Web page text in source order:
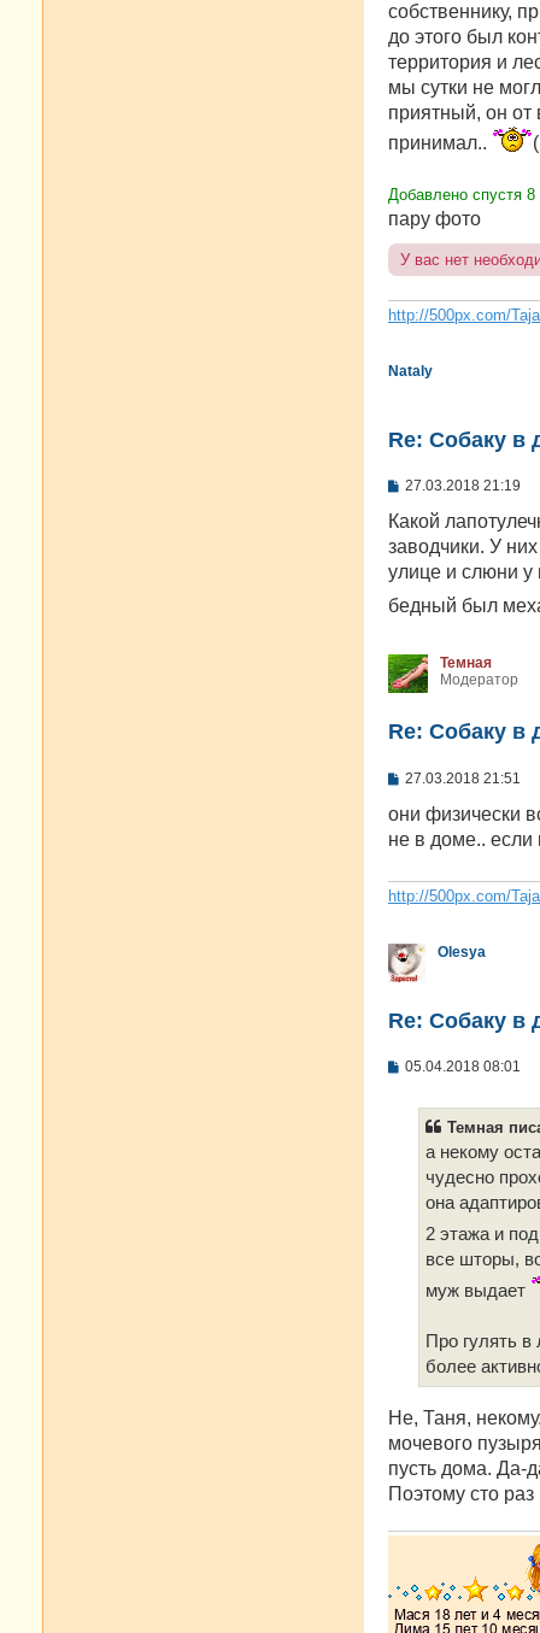
собственнику,
до этого был
территория и
мы сутки не
приятный, он от
принимал..
(
Добавлено спустя
пару фото
У вас нет
http://500px.com/
Nataly
Re: Собаку в
С
о
щ
е
и
27.03.2018 21:19
Какой
заводчики. У
улице и слюни у
бедный был
Темная
Модератор
Re: Собаку в
С
о
щ
н
и
27.03.2018 21:51
они физически
не в доме.. если
http://500px.com/
Olesya
Re: Собаку в
С
05.04.2018 08:01
Темная
а некому
чудесно
она
2 этажа и
все шторы,
муж выдает
Про гулять
более
Не, Таня,
мочевого
пусть дома. Да-
Поэтому сто